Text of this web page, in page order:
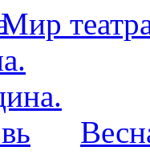
Мир